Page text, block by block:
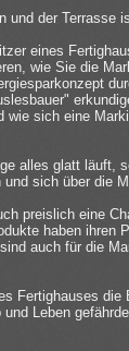
und der Terrasse
eines
wie Sie die
wie sich eine
alles glatt läuft,
sich über die
preislich eine
haben ihren
auch für die
Fertighauses die
Leben